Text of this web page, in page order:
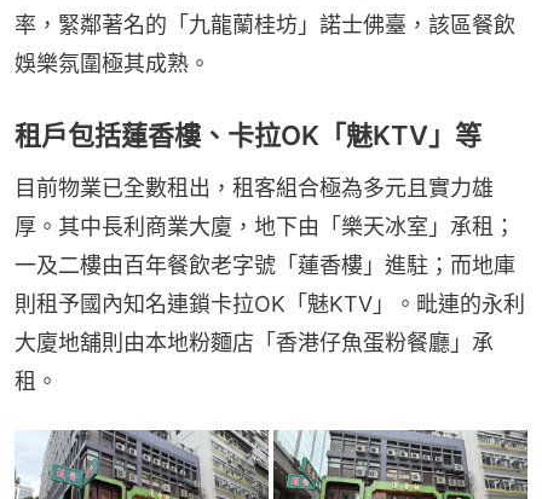
率，緊鄰著名的「九龍蘭桂坊」諾士佛臺，該區餐飲
娛樂氛圍極其成熟。
租戶包括蓮香樓、卡拉OK「魅KTV」等
目前物業已全數租出，租客組合極為多元且實力雄
厚。其中長利商業大廈，地下由「樂天冰室」承租；
一及二樓由百年餐飲老字號「蓮香樓」進駐；而地庫
則租予國內知名連鎖卡拉OK「魅KTV」。毗連的永利
大廈地舖則由本地粉麵店「香港仔魚蛋粉餐廳」承
租。